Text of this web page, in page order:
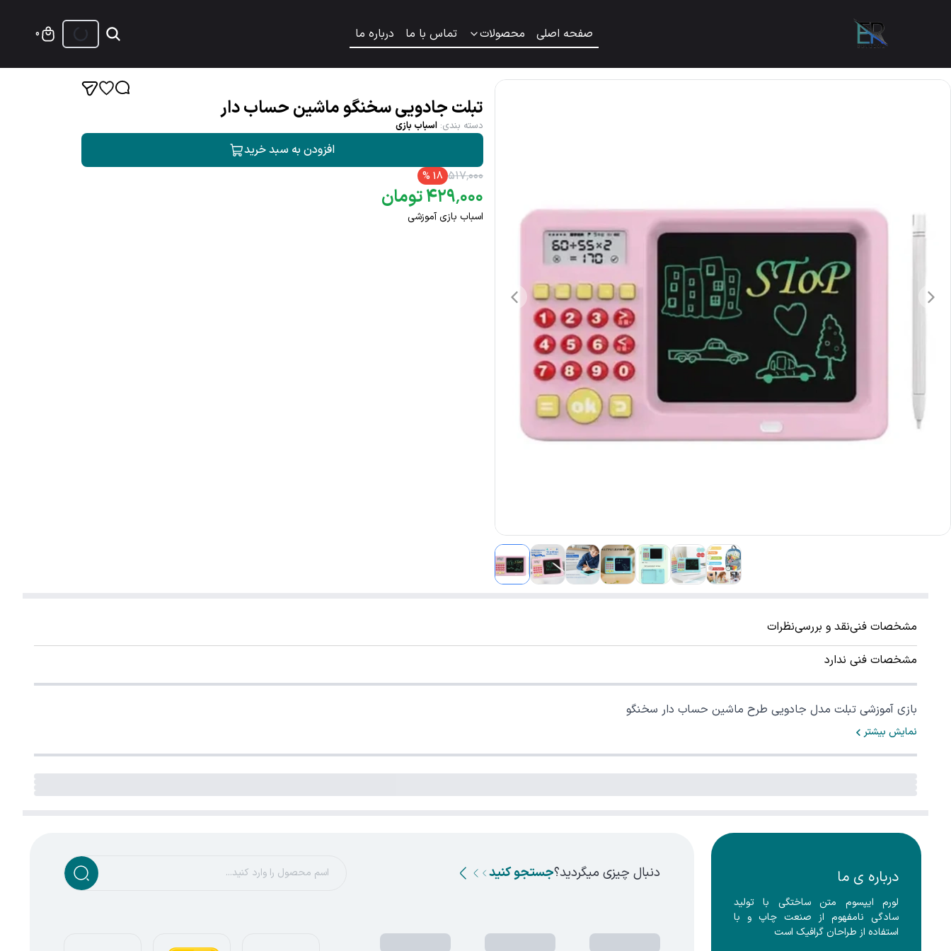
صفحه اصلی محصولات تماس با ما درباره ما 0
تبلت جادویی سخنگو ماشین حساب دار
دسته بندی: اسباب بازی
افزودن به سبد خرید
۵۱۷٬۰۰۰ 18
%
۴۲۹٬۰۰۰ تومان
اسباب بازی آموزشی
مشخصات فنینقد و بررسینظرات
مشخصات فنی ندارد
بازی آموزشی تبلت مدل جادویی طرح ماشین حساب دار سخنگو
نمایش بیشتر
درباره ی ما
استفاده از طراحان گرافیک است
دنبال چیزی میگردید؟جستجو کنید